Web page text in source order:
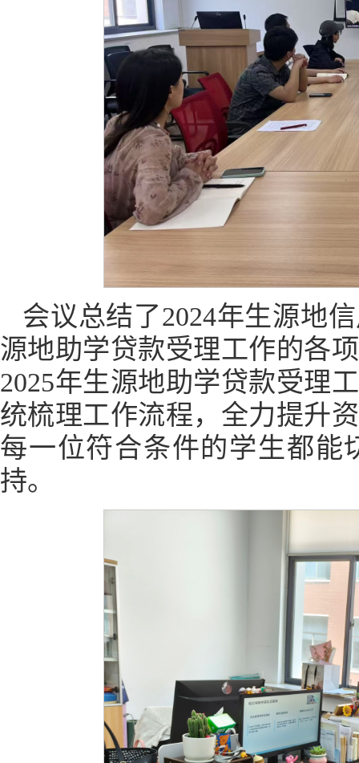
会议总结了2024年生源地
源地助学贷款受理工作的各
2025年生源地助学贷款受理
统梳理工作流程，全力提升
每一位符合条件的学生都能
持。